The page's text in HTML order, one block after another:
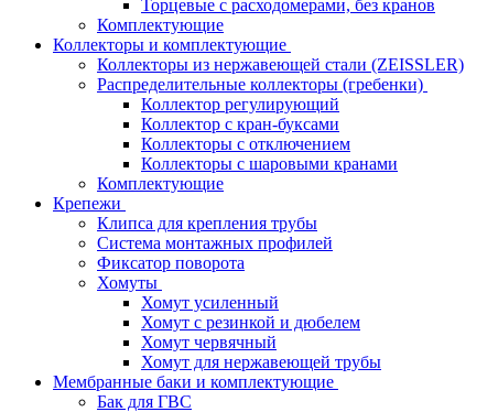
Торцевые с расходомерами, без кранов
Комплектующие
Коллекторы и комплектующие
Коллекторы из нержавеющей стали (ZEISSLER)
Распределительные коллекторы (гребенки)
Коллектор регулирующий
Коллектор с кран-буксами
Коллекторы с отключением
Коллекторы с шаровыми кранами
Комплектующие
Крепежи
Клипса для крепления трубы
Система монтажных профилей
Фиксатор поворота
Хомуты
Хомут усиленный
Хомут с резинкой и дюбелем
Хомут червячный
Хомут для нержавеющей трубы
Мембранные баки и комплектующие
Бак для ГВС